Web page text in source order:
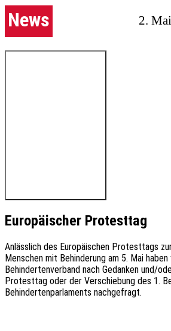
News 2.
Europäischer Protesttag
Anlässlich des Europäischen Protesttags
Menschen mit Behinderung am 5. Mai
Behindertenverband nach Gedanken und/
Protesttag oder der Verschiebung des 1.
Behindertenparlaments nachgefragt.